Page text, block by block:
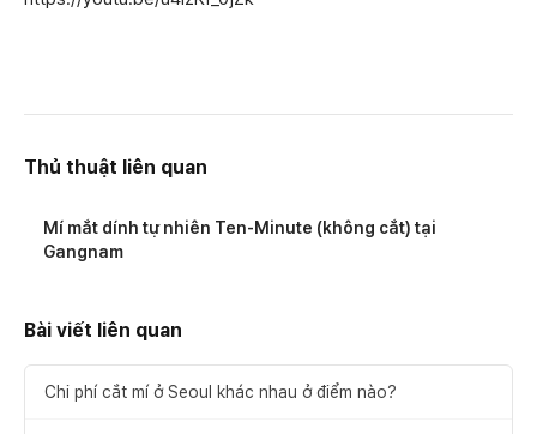
Thủ thuật liên quan
Mí mắt dính tự nhiên Ten-Minute (không cắt) tại
Gangnam
Bài viết liên quan
Chi phí cắt mí ở Seoul khác nhau ở điểm nào?